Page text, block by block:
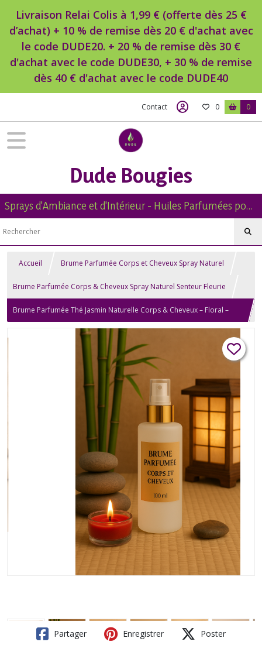
Livraison Relai Colis à 1,99 € (offerte dès 25 €
d’achat) + 10 % de remise dès 20 € d'achat avec
le code DUDE20. + 20 % de remise dès 30 €
d'achat avec le code DUDE30, + 30 % de remise
dès 40 € d'achat avec le code DUDE40
Contact 0 0
Dude Bougies
Sprays d'Ambiance et d'Intérieur - Huiles Parfumées pour Diffuseur -Diffuseur Voiture - Bougies Naturelles Parfumées - Brumes de Linge -
Accueil Brume Parfumée Corps et Cheveux Spray Naturel
Brume Parfumée Corps & Cheveux Spray Naturel Senteur Fleurie
Brume Parfumée Thé Jasmin Naturelle Corps & Cheveux – Floral –
100 ml – Artisanale – Spray & Diffuseur – Homme & Femme – Bien-
être & Relaxation – Cadeau Anniversaire, Mariage, Fête des Mères,
Partager Enregistrer Poster